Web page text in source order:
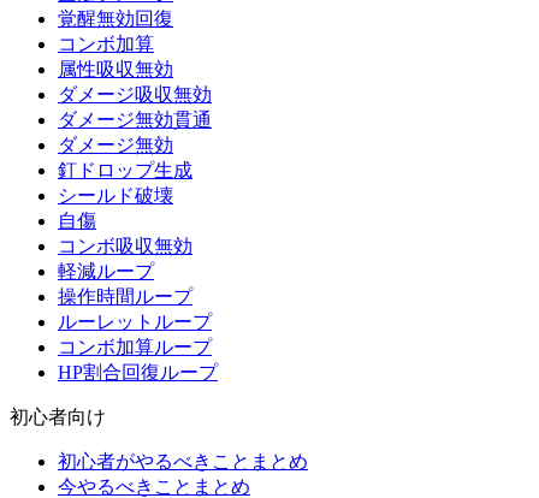
覚醒無効回復
コンボ加算
属性吸収無効
ダメージ吸収無効
ダメージ無効貫通
ダメージ無効
釘ドロップ生成
シールド破壊
自傷
コンボ吸収無効
軽減ループ
操作時間ループ
ルーレットループ
コンボ加算ループ
HP割合回復ループ
初心者向け
初心者がやるべきことまとめ
今やるべきことまとめ